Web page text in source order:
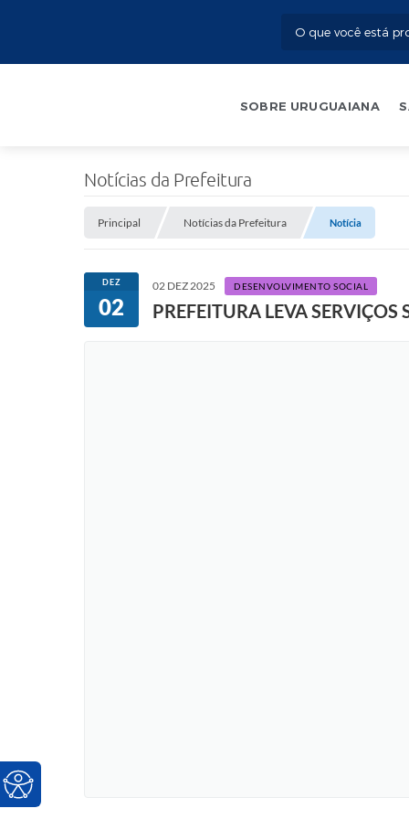
SOBRE URUGUAIANA
Notícias da Prefeitura
Principal Notícias da Prefeitura Notícia
DEZ
02
02 DEZ 2025 DESENVOLVIMENTO SOCIAL
PREFEITURA LEVA